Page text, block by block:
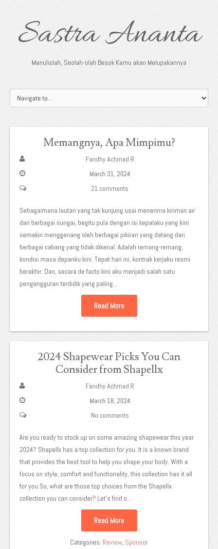
Sastra Ananta
Menulislah, Seolah-olah Besok Kamu akan Melupakannya
Memangnya, Apa Mimpimu?
Fandhy Achmad R
March 31, 2024
21 comments
Sebagaimana lautan yang tak kunjung usai menerima kiriman air
dari berbagai sungai, begitu pula dengan isi kepalaku yang kini
semakin menggenang oleh berbagai pikiran yang datang dari
berbagai cabang yang tidak dikenal. Adalah remang-remang,
kondisi masa depanku kini. Tepat hari ini, kontrak kerjaku resmi
berakhir. Dan, secara de facto kini aku menjadi salah satu
pengangguran terdidik yang paling...
Read More
2024 Shapewear Picks You Can
Consider from Shapellx
Fandhy Achmad R
March 18, 2024
No comments
Are you ready to stock up on some amazing shapewear this year
2024? Shapellx has a top collection for you. It is a known brand
that provides the best tool to help you shape your body. With a
focus on style, comfort and functionality, this collection has it all
for you.So, what are those top choices from the Shapellx
collection you can consider? Let's find o...
Read More
Categories: Review, Sponsor